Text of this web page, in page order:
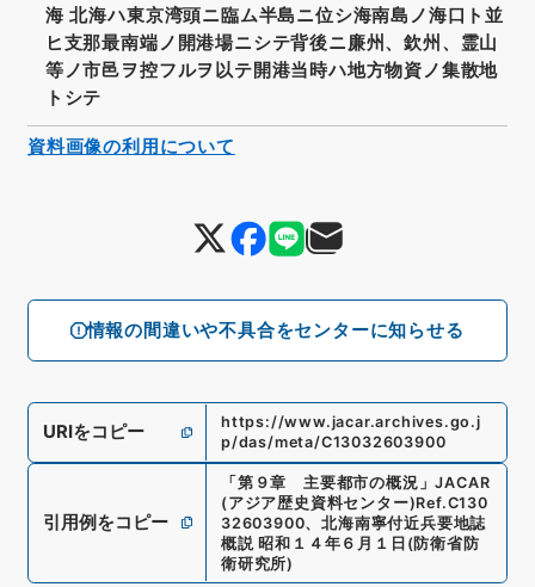
情報の間違いや不具合をセンターに知らせる
海 北海ハ東京湾頭ニ臨ム半島ニ位シ海南島ノ海口ト並
ヒ支那最南端ノ開港場ニシテ背後ニ廉州、欽州、霊山
等ノ市邑ヲ控フルヲ以テ開港当時ハ地方物資ノ集散地
トシテ
URIをコピー
https://www.jacar.archives.go.j
p/das/meta/C13032603900
引用例をコピー
「第９章 主要都市の概況 」JACAR
(アジア歴史資料センター)Ref.C130
32603900、北海南寧付近兵要地誌
概説 昭和１４年６月１日 (防衛省防
衛研究所)
資料画像の利用について